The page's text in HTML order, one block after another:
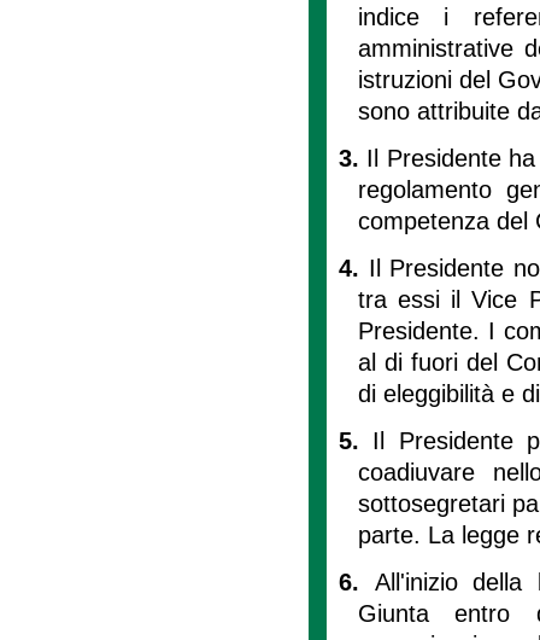
indice i
amministrative
istruzioni del
sono attribuite
3. Il Presidente
regolamento
competenza del
4. Il Presidente
tra essi il Vice
Presidente. I
al di fuori del
di eleggibilità e
5. Il Presidente
coadiuvare
sottosegretari
parte. La legge
6. All'inizio della
Giunta entro